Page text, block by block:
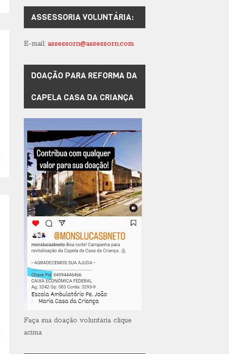
ASSESSORIA VOLUNTÁRIA:
E-mail: assessorn@assessorn.com
DOAÇÃO PARA REFORMA DA
CAPELA CASA DA CRIANÇA
Faça sua doação voluntária clique
acima